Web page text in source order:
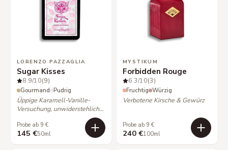
LORENZO PAZZAGLIA
Sugar Kisses
8.9/10(9)
Gourmand Pudrig
Üppige Karamell-Vanille-
Versuchung, unwiderstehlich
Probe ab 9 €
145 €50ml
MYSTIKUM
Forbidden Rouge
6.3/10(3)
Fruchtig Würzig
Verbotene Kirsche & Gewürz
Probe ab 9 €
240 €100ml